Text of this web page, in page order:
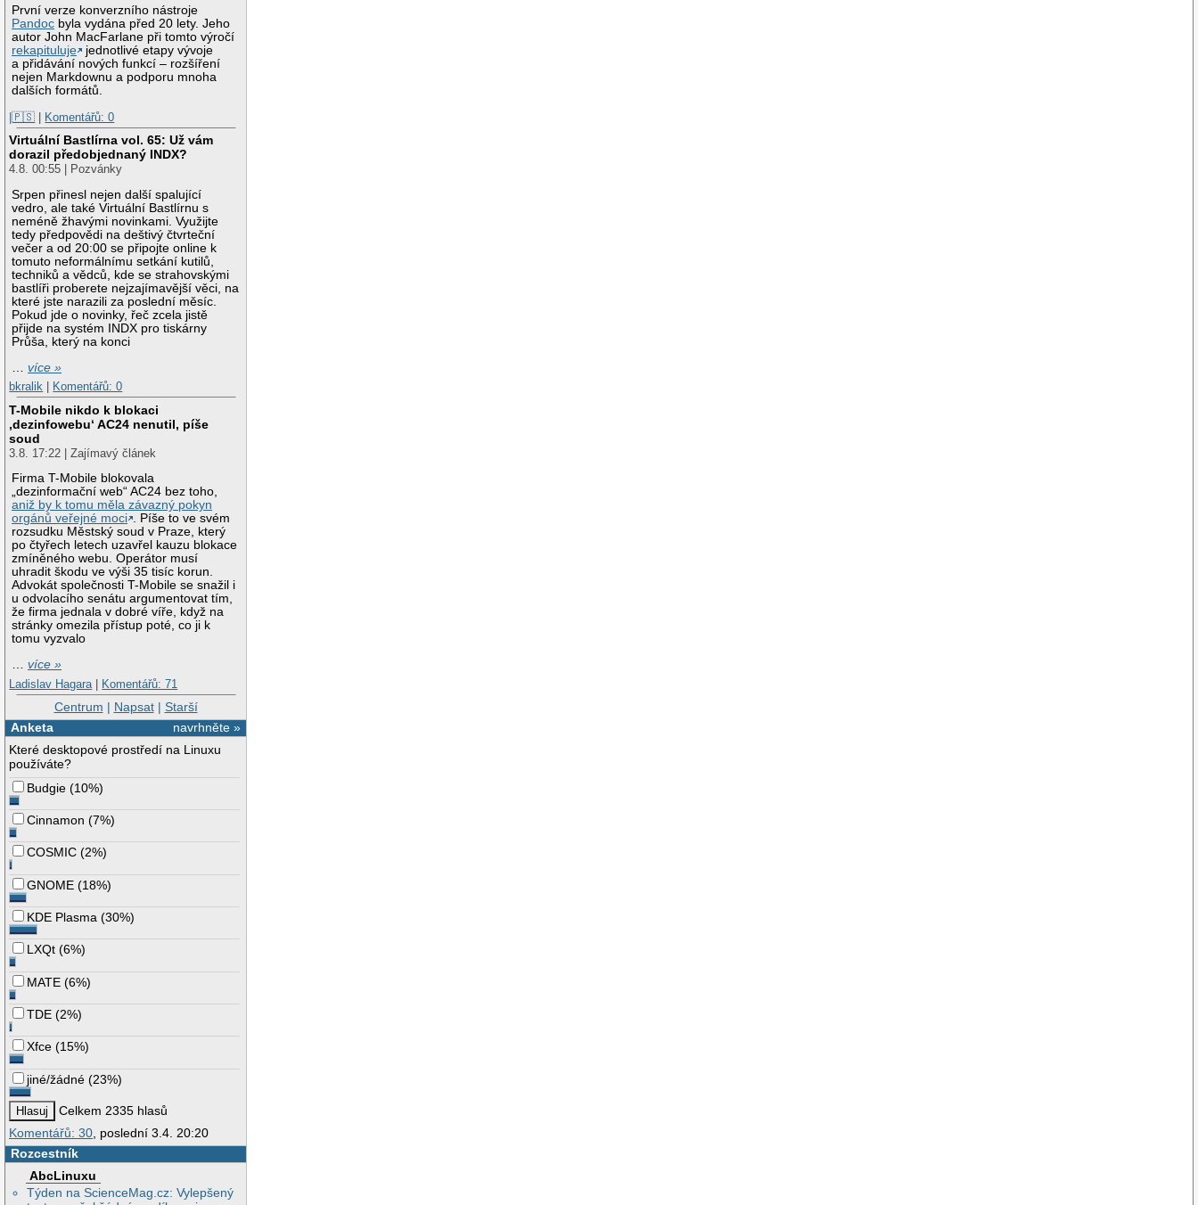
První verze konverzního nástroje
Pandoc byla vydána před 20 lety. Jeho
autor John MacFarlane při tomto výročí
rekapituluje
jednotlivé etapy vývoje
a přidávání nových funkcí – rozšíření
nejen Markdownu a podporu mnoha
dalších formátů.
|🇵🇸 | Komentářů: 0
Virtuální Bastlírna vol. 65: Už vám
dorazil předobjednaný INDX?
4.8. 00:55 | Pozvánky
Srpen přinesl nejen další spalující
vedro, ale také Virtuální Bastlírnu s
neméně žhavými novinkami. Využijte
tedy předpovědi na deštivý čtvrteční
večer a od 20:00 se připojte online k
tomuto neformálnímu setkání kutilů,
techniků a vědců, kde se strahovskými
bastlíři proberete nejzajímavější věci, na
které jste narazili za poslední měsíc.
Pokud jde o novinky, řeč zcela jistě
přijde na systém INDX pro tiskárny
Průša, který na konci
…více »
bkralik
Komentářů: 0
T-Mobile nikdo k blokaci
‚dezinfowebu‘ AC24 nenutil, píše
soud
3.8. 17:22 | Zajímavý článek
Firma T-Mobile blokovala
„dezinformační web“ AC24 bez toho,
aniž by k tomu měla závazný pokyn
orgánů veřejné moci . Píše to ve svém
rozsudku Městský soud v Praze, který
po čtyřech letech uzavřel kauzu blokace
zmíněného webu. Operátor musí
uhradit škodu ve výši 35 tisíc korun.
Advokát společnosti T-Mobile se snažil i
u odvolacího senátu argumentovat tím,
že firma jednala v dobré víře, když na
stránky omezila přístup poté, co ji k
tomu vyzvalo
…více »
Ladislav Hagara | Komentářů: 71
Centrum | Napsat| Starší
navrhněte »
Anketa
Které desktopové prostředí na Linuxu
používáte?
Budgie (10%)
Cinnamon (7%)
COSMIC (2%)
GNOME (18%)
KDE Plasma (30%)
LXQt (6%)
MATE (6%)
TDE (2%)
Xfce (15%)
jiné/žádné (23%)
Celkem 2335 hlasů
Komentářů: 30, poslední 3.4. 20:20
Rozcestník
AbcLinuxu
Týden na ScienceMag.cz: Vylepšený